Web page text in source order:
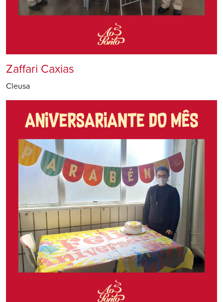
Zaffari Caxias
Cleusa